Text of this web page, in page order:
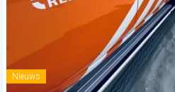
Nieuws